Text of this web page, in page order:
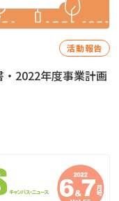
活動報告
2022年度事業計画